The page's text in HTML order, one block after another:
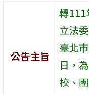
公告主旨
轉111
立法
臺北
日，
校、